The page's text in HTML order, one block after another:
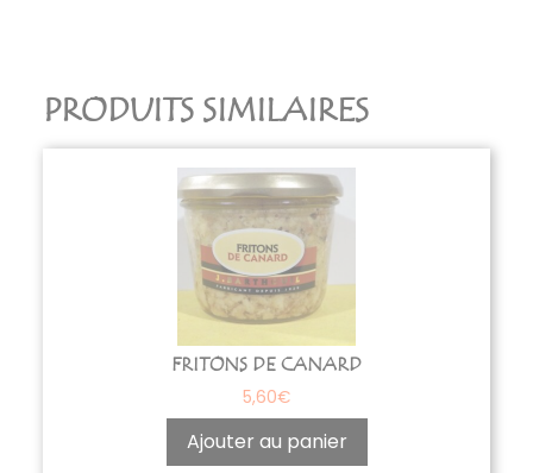
PRODUITS SIMILAIRES
FRITONS DE CANARD
5,60€
Ajouter au panier